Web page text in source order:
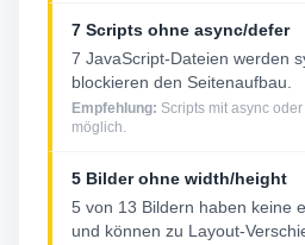
7 Scripts ohne async/defer
7 JavaScript-Dateien werden
blockieren den Seitenaufbau.
Empfehlung: Scripts mit async
möglich.
5 Bilder ohne width/height
5 von 13 Bildern haben keine
und können zu Layout-